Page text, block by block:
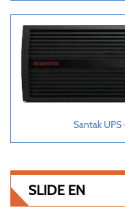
Santak UPS
SLIDE EN